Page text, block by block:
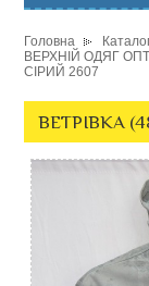
Головна
ВЕРХНІЙ ОДЯГ
СІРИЙ 2607
ВЕТРІВКА